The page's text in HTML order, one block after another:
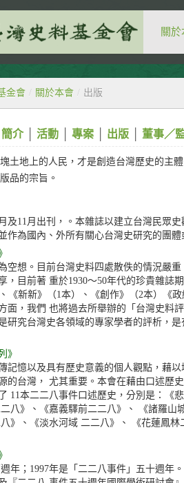
關於
金會 / 關於本會 / 出版
簡介│ 活動 專案 出版 董事／
地上的人民，才是創造台灣歷史的主
品的宗旨。
及11月出刊，。本雜誌以建立台灣民眾
作為國內、外所有關心台灣史研究的團
空想。目前台灣史料四處散佚的情況嚴
，目前著 重於1930～50年代的珍貴雜誌
《新新》（1本）、《創作》（2本）《
面，我們 也將過去所舉辦的「台灣史料
研究台灣史各領域的專家學者的評析，
》
記憶以及具有歷史意義的個人觀點，藉
的台灣， 尤其重要。本會在藉由口述歷
11本二二八事件口述歷史，分別是：《
八》、《嘉義驛前二二八》、 《諸羅山
》、《淡水河域 二二八》、 《花蓮鳳林
年；1997年是「二二八事件」五十週年